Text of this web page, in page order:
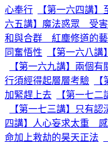
心奉行
【第一六四講
六五講】魔法惑眾 受
和與合群 紅塵修道的
同奮悟性
【第一六八
【第一六九講】兩個
行須經得起層層考驗
加緊趕上去
【第一七
【第一七三講】只有
四講】人心妄求太重 感
命加上救劫的昊天正法